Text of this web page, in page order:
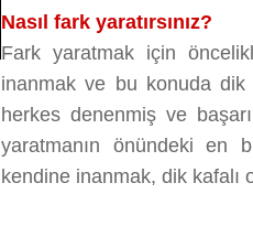
Nasıl fark yaratırsınız?
Fark yaratmak için
inanmak ve bu konuda dik
herkes denenmiş ve
yaratmanın önündeki en
kendine inanmak, dik